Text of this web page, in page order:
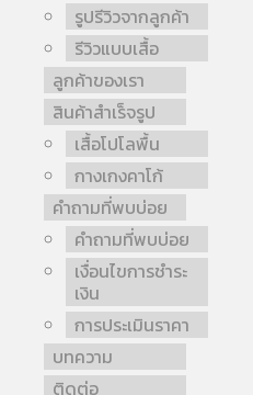
รูปรีวิวจากลูกค้า
รีวิวแบบเสื้อ
ลูกค้าของเรา
สินค้าสำเร็จรูป
เสื้อโปโลพื้น
กางเกงคาโก้
คำถามที่พบบ่อย
คำถามที่พบบ่อย
เงื่อนไขการชำระ
เงิน
การประเมินราคา
บทความ
ติดต่อ